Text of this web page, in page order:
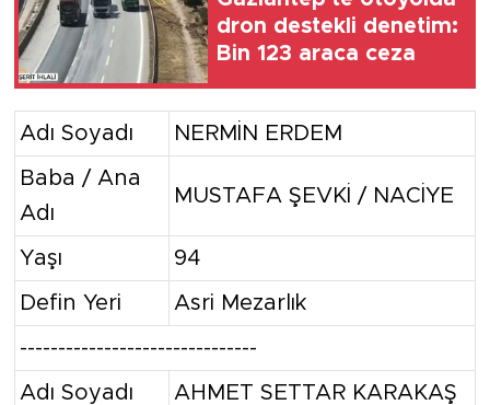
dron destekli denetim:
Bin 123 araca ceza
Adı Soyadı NERMİN ERDEM
Baba / Ana
Adı
MUSTAFA ŞEVKİ / NACİYE
Yaşı 94
Defin Yeri Asri Mezarlık
-------------------------------
Adı Soyadı AHMET SETTAR KARAKAŞ